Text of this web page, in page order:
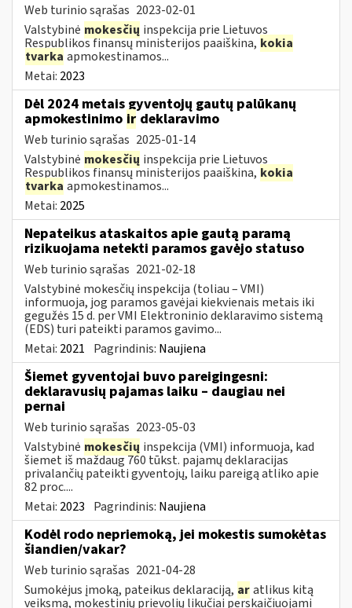
Web turinio sąrašas 2023-02-01
Valstybinė mokesčių inspekcija prie Lietuvos
Respublikos finansų ministerijos paaiškina, kokia
tvarka apmokestinamos...
Metai: 2023
Dėl 2024 metais gyventojų gautų palūkanų
apmokestinimo ir deklaravimo
Web turinio sąrašas 2025-01-14
Valstybinė mokesčių inspekcija prie Lietuvos
Respublikos finansų ministerijos paaiškina, kokia
tvarka apmokestinamos...
Metai: 2025
Nepateikus ataskaitos apie gautą paramą
rizikuojama netekti paramos gavėjo statuso
Web turinio sąrašas 2021-02-18
Valstybinė mokesčių inspekcija (toliau – VMI)
informuoja, jog paramos gavėjai kiekvienais metais iki
gegužės 15 d. per VMI Elektroninio deklaravimo sistemą
(EDS) turi pateikti paramos gavimo...
Metai: 2021 Pagrindinis: Naujiena
Šiemet gyventojai buvo pareigingesni:
deklaravusių pajamas laiku – daugiau nei
pernai
Web turinio sąrašas 2023-05-03
Valstybinė mokesčių inspekcija (VMI) informuoja, kad
šiemet iš maždaug 760 tūkst. pajamų deklaracijas
privalančių pateikti gyventojų, laiku pareigą atliko apie
82 proc....
Metai: 2023 Pagrindinis: Naujiena
Kodėl rodo nepriemoką, jei mokestis sumokėtas
šiandien/vakar?
Web turinio sąrašas 2021-04-28
Sumokėjus įmoką, pateikus deklaraciją, aratlikus kitą
veiksmą, mokestinių prievolių likučiai perskaičiuojami